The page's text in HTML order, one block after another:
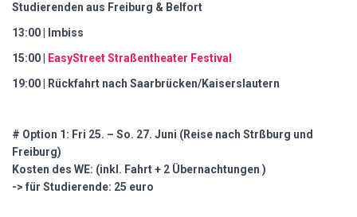
Studierenden aus Freiburg & Belfort
13:00 | Imbiss
15:00 |
EasyStreet Straßentheater Festival
19:00 | Rückfahrt nach Saarbrücken/Kaiserslautern
# Option 1: Fri 25. – So. 27. Juni (Reise nach Strßburg und
Freiburg)
Kosten des WE: (inkl. Fahrt + 2 Übernachtungen )
-> für Studierende: 25 euro